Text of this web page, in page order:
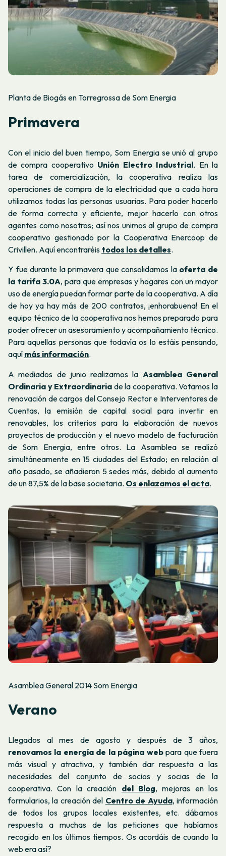
Planta de Biogás en Torregrossa de Som Energia
Primavera
Con el inicio del buen tiempo, Som Energia se unió al grupo
de compra cooperativo Unión Electro Industrial. En la
tarea de comercialización, la cooperativa realiza las
operaciones de compra de la electricidad que a cada hora
utilizamos todas las personas usuarias. Para poder hacerlo
de forma correcta y eficiente, mejor hacerlo con otros
agentes como nosotros; así nos unimos al grupo de compra
cooperativo gestionado por la Cooperativa Enercoop de
Crivillen. Aquí encontraréis todos los detalles.
Y fue durante la primavera que consolidamos la oferta de
la tarifa 3.0A, para que empresas y hogares con un mayor
uso de energía puedan formar parte de la cooperativa. A día
de hoy ya hay más de 200 contratos, ¡enhorabuena! En el
equipo técnico de la cooperativa nos hemos preparado para
poder ofrecer un asesoramiento y acompañamiento técnico.
Para aquellas personas que todavía os lo estáis pensando,
aquí más información.
A mediados de junio realizamos la Asamblea General
Ordinaria y Extraordinaria de la cooperativa. Votamos la
renovación de cargos del Consejo Rector e Interventores de
Cuentas, la emisión de capital social para invertir en
renovables, los criterios para la elaboración de nuevos
proyectos de producción y el nuevo modelo de facturación
de Som Energia, entre otros. La Asamblea se realizó
simultáneamente en 15 ciudades del Estado; en relación al
año pasado, se añadieron 5 sedes más, debido al aumento
de un 87,5% de la base societaria. Os enlazamos el acta.
Asamblea General 2014 Som Energia
Verano
Llegados al mes de agosto y después de 3 años,
renovamos la energía de la página webpara que fuera
más visual y atractiva, y también dar respuesta a las
necesidades del conjunto de socios y socias de la
cooperativa. Con la creación del Blog, mejoras en los
formularios, la creación del Centro de Ayuda, información
de todos los grupos locales existentes, etc. dábamos
respuesta a muchas de las peticiones que habíamos
recogido en los últimos tiempos. Os acordáis de cuando la
web era así?